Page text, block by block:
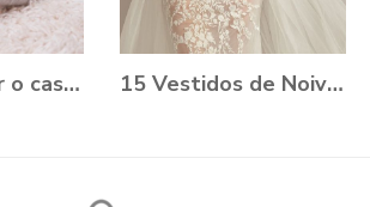
Como planejar o casamento durante a Pandemia? 15 Vestidos de Noiva Plus Size para você se apaixonar